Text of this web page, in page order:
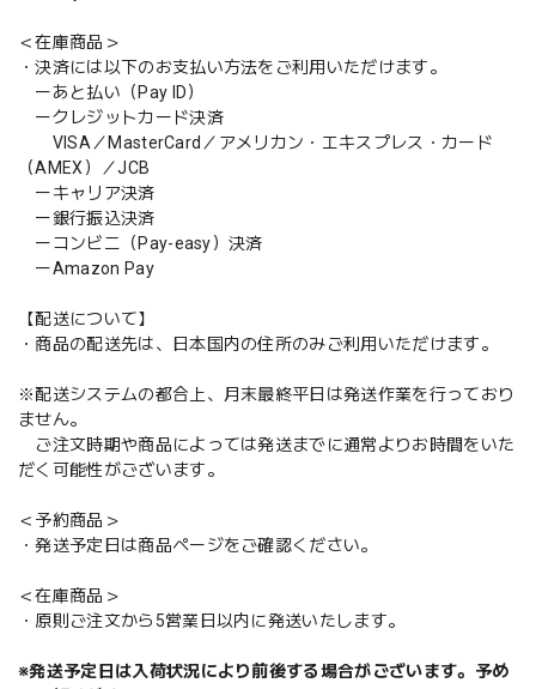
＜在庫商品＞
・決済には以下のお支払い方法をご利用いただけます。
ーあと払い（Pay ID）
ークレジットカード決済
VISA／MasterCard／アメリカン・エキスプレス・カード
（AMEX）／JCB
ーキャリア決済
ー銀行振込決済
ーコンビニ（Pay-easy）決済
ーAmazon Pay
【配送について】
・商品の配送先は、日本国内の住所のみご利用いただけます。
※配送システムの都合上、月末最終平日は発送作業を行っており
ません。
ご注文時期や商品によっては発送までに通常よりお時間をいた
だく可能性がございます。
＜予約商品＞
・発送予定日は商品ページをご確認ください。
＜在庫商品＞
・原則ご注文から5営業日以内に発送いたします。
※発送予定日は入荷状況により前後する場合がございます。予め